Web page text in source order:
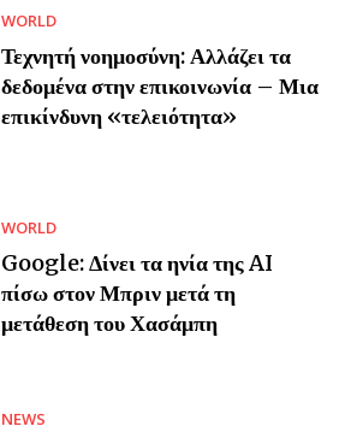
WORLD
Τεχνητή νοημοσύνη: Αλλάζει τα
δεδομένα στην επικοινωνία – Μια
επικίνδυνη «τελειότητα»
WORLD
Google: Δίνει τα ηνία της AI
πίσω στον Μπριν μετά τη
μετάθεση του Χασάμπη
NEWS